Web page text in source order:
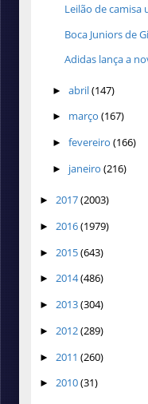
Leilão de camisa
Boca Juniors de
Adidas lança a
► abril(147)
► março (167)
► fevereiro (166)
► janeiro (216)
► 2017(2003)
► 2016(1979)
► 2015(643)
► 2014(486)
► 2013(304)
► 2012(289)
► 2011 (260)
► 2010(31)